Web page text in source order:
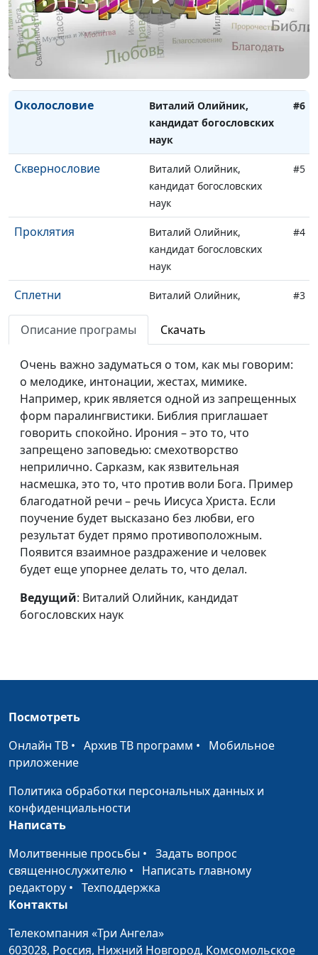
наук
Многословие
Виталий Олийник,
кандидат богословских
наук
Околословие
Виталий Олийник,
кандидат богословских
наук
#6
Сквернословие
Виталий Олийник,
кандидат богословских
наук
#5
Проклятия
Виталий Олийник,
кандидат богословских
наук
#4
Сплетни
Виталий Олийник,
наук
#3
Ложь
Значимость слова
Виталий Олийник,
кандидат богословских
наук
Описание програмы Скачать
Очень важно задуматься о том, как мы говорим:
о мелодике, интонации, жестах, мимике.
Например, крик является одной из запрещенных
форм паралингвистики. Библия приглашает
говорить спокойно. Ирония – это то, что
запрещено заповедью: смехотворство
неприлично. Сарказм, как язвительная
насмешка, это то, что против воли Бога. Пример
благодатной речи – речь Иисуса Христа. Если
поучение будет высказано без любви, его
результат будет прямо противоположным.
Появится взаимное раздражение и человек
будет еще упорнее делать то, что делал.
Ведущий: Виталий Олийник, кандидат
богословских наук
Посмотреть
Онлайн ТВ • Архив ТВ программ • Мобильное
приложение
Политика обработки персональных данных и
конфиденциальности
Написать
Молитвенные просьбы • Задать вопрос
священнослужителю • Написать главному
редактору • Техподдержка
Контакты
Телекомпания «Три Ангела»
603028, Россия, Нижний Новгород, Комсомольское